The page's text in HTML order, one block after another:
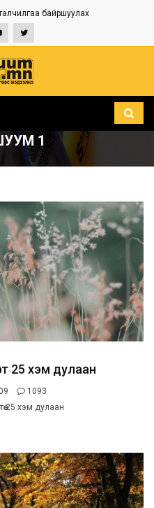
байршуулах
1
25 хэм дулаан
1093
25 хэм дулаан